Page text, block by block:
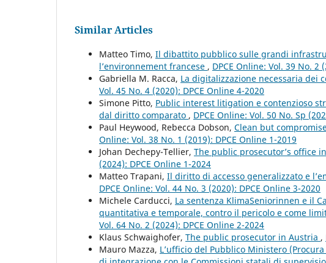
Similar Articles
Matteo Timo, Il dibattito pubblico sulle grandi
l’environnement francese , DPCE Online: Vol. 39 No. 2
Gabriella M. Racca, La digitalizzazione necessaria dei
Vol. 45 No. 4 (2020): DPCE Online 4-2020
Simone Pitto, Public interest litigation e contenzioso
dal diritto comparato , DPCE Online: Vol. 50 No. Sp
Paul Heywood, Rebecca Dobson, Clean but
Online: Vol. 38 No. 1 (2019): DPCE Online 1-2019
Johan Dechepy-Tellier, The public prosecutor’s office
(2024): DPCE Online 1-2024
Matteo Trapani, Il diritto di accesso generalizzato e
DPCE Online: Vol. 44 No. 3 (2020): DPCE Online 3-2020
Michele Carducci, La sentenza KlimaSeniorinnen e il
quantitativa e temporale, contro il pericolo e come
Vol. 64 No. 2 (2024): DPCE Online 2-2024
Klaus Schwaighofer, The public prosecutor in Austria ,
Mauro Mazza, L’ufficio del Pubblico Ministero